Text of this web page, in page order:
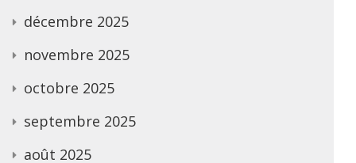
décembre 2025
novembre 2025
octobre 2025
septembre 2025
août 2025